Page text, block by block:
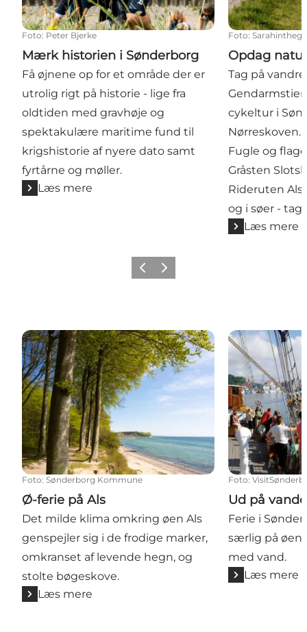
Foto: Peter Bjerke
Mærk historien i Sønderborg
Få øjnene op for et område der er
utrolig rigt på historie - lige fra
oldtiden med gravhøje og
spektakulære maritime fund til
krigshistorie af nyere dato samt
fyrtårne og møller.
Læs mere
Foto:
Opdag
Tag på
cykeltur i
Nørreskoven.
Fugle og
Gråsten
Rideruten
og i søer - tag
Læs mere
ForrigeNæste
Ø-ferie på Als
Foto: Sønderborg Kommune
Ø-ferie på Als
Det milde klima omkring øen Als
genspejler sig i de frodige marker,
omkranset af levende hegn, og
stolte bøgeskove.
Læs mere
Ud på vandet
Foto:
Ud på
Ferie i
særlig på øen
med vand.
Læs mere